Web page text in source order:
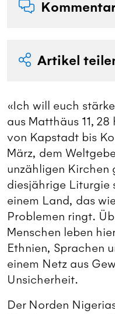
Artikel
«Ich will euch
aus Matthäus 11,
von Kapstadt bis
März, dem
unzähligen Kirchen
diesjährige Liturgie
einem Land, das
Problemen ringt.
Menschen leben
Ethnien, Sprachen
einem Netz aus
Unsicherheit.
Der Norden